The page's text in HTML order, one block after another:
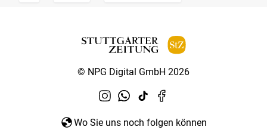
© NPG Digital GmbH 2026
Wo Sie uns noch folgen können